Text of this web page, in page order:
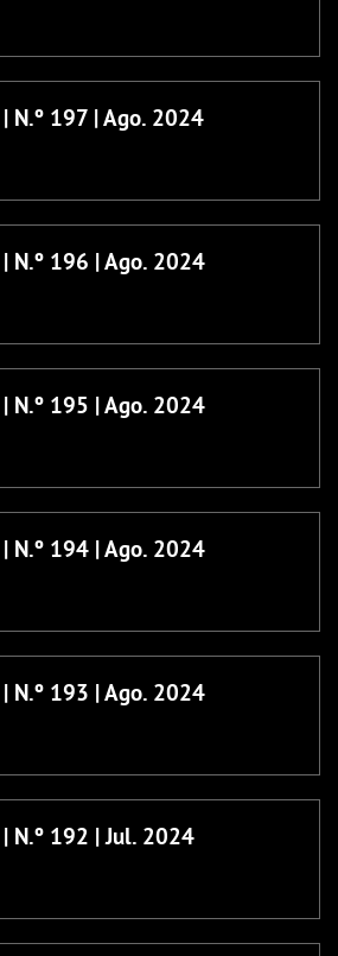
N.º 197 | Ago. 2024
N.º 196 | Ago. 2024
N.º 195 | Ago. 2024
N.º 194 | Ago. 2024
N.º 193 | Ago. 2024
N.º 192 | Jul. 2024